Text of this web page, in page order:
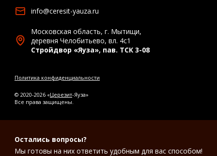
info@ceresit-yauza.ru
Московская область, г. Мытищи,
деревня Челобитьево, вл. 4с1
Стройдвор «Яуза», пав. ТСК 3-08
Политика конфиденциальности
© 2020-2026 «Церезит-Яуза»
Все права защищены.
Остались вопросы?
Мы готовы на них ответить удобным для вас способом!